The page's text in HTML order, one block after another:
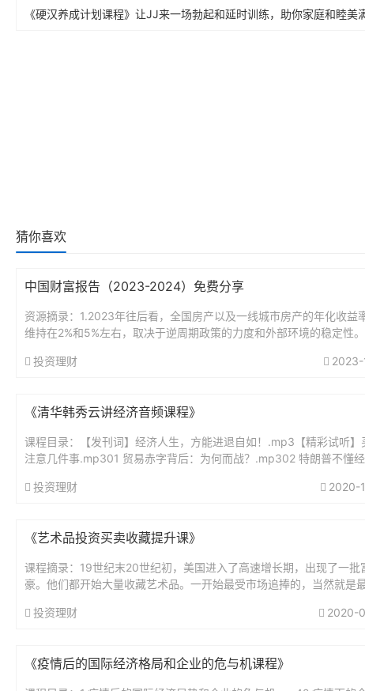
《硬汉养成计划课程》让JJ来一场勃起和延时训练，助你家庭和睦美
猜你喜欢
中国财富报告（2023-2024）免费分享
资源摘录：1.2023年往后看，全国房产以及一线城市房产的年化收益
维持在2%和5%左右，取决于逆周期政策的力度和外部环境的稳定性
投资理财
2023-
《清华韩秀云讲经济音频课程》
课程目录：【发刊词】经济人生，方能进退自如！.mp3【精彩试听】
注意几件事.mp301 贸易赤字背后：为何而战？.mp302 特朗普不懂经
投资理财
2020-
《艺术品投资买卖收藏提升课》
课程摘录：19世纪末20世纪初，美国进入了高速增长期，出现了一批
豪。他们都开始大量收藏艺术品。一开始最受市场追捧的，当然就是
等...投资理财 2020-
《疫情后的国际经济格局和企业的危与机课程》